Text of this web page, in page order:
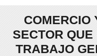
COMERCIO
SECTOR
TRABAJO